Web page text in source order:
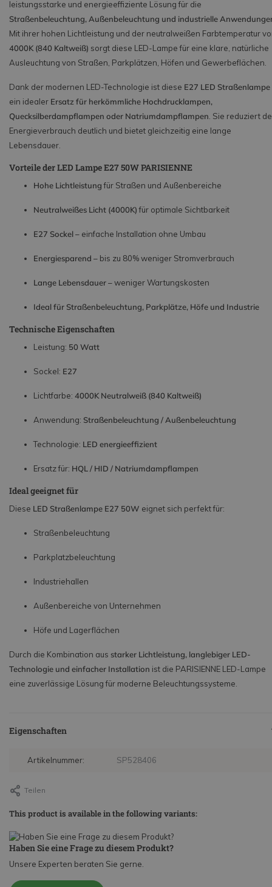
leistungsstarke und energieeffiziente Lösung für die
Straßenbeleuchtung, Außenbeleuchtung und industrielle
Mit ihrer hohen Lichtleistung und der neutralweißen Farbtemperatur
4000K (840 Kaltweiß) sorgt diese LED-Lampe für eine klare, natürliche
Ausleuchtung von Straßen, Parkplätzen, Höfen und Gewerbeflächen.
Dank der modernen LED-Technologie ist diese E27 LED Straßenlampe
ein idealer Ersatz für herkömmliche Hochdrucklampen,
Quecksilberdampflampen oder Natriumdampflampen. Sie reduziert
Energieverbrauch deutlich und bietet gleichzeitig eine lange
Lebensdauer.
Vorteile der LED Lampe E27 50W PARISIENNE
Hohe Lichtleistungfür Straßen und Außenbereiche
Neutralweißes Licht (4000K)für optimale Sichtbarkeit
E27 Sockel– einfache Installation ohne Umbau
Energiesparend – bis zu 80% weniger Stromverbrauch
Lange Lebensdauer– weniger Wartungskosten
Ideal für Straßenbeleuchtung, Parkplätze, Höfe und Industrie
Technische Eigenschaften
Leistung: 50 Watt
Sockel: E27
Lichtfarbe: 4000K Neutralweiß (840 Kaltweiß)
Anwendung: Straßenbeleuchtung / Außenbeleuchtung
Technologie: LED energieeffizient
Ersatz für: HQL / HID / Natriumdampflampen
Ideal geeignet für
Diese LED Straßenlampe E27 50W eignet sich perfekt für:
Straßenbeleuchtung
Parkplatzbeleuchtung
Industriehallen
Außenbereiche von Unternehmen
Höfe und Lagerflächen
Durch die Kombination aus starker Lichtleistung, langlebiger LED-
Technologie und einfacher Installation ist die PARISIENNE LED-Lampe
eine zuverlässige Lösung für moderne Beleuchtungssysteme.
Eigenschaften
Artikelnummer: SP528406
Teilen
This product is available in the following variants:
Haben Sie eine Frage zu diesem Produkt?
Unsere Experten beraten Sie gerne.